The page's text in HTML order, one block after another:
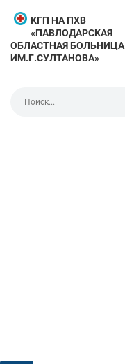
КГП НА ПХВ
«ПАВЛОДАРСКАЯ
ОБЛАСТНАЯ БОЛЬНИЦА
ИМ.Г.СУЛТАНОВА»